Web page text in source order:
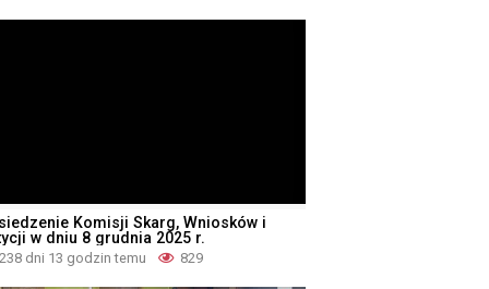
Komisji Skarg, Wniosków i
w dniu 8 grudnia 2025 r.
238 dni 13 godzin temu 829